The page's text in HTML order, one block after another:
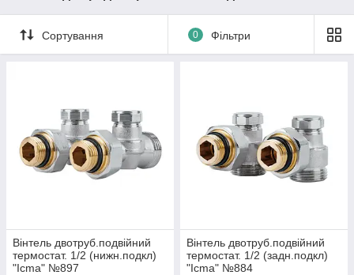
Сортування 0 Фільтри
Вінтель двотруб.подвійний
термостат. 1/2 (нижн.подкл)
"Icma" №897
Вінтель двотруб.подвійний
термостат. 1/2 (задн.подкл)
"Icma" №884